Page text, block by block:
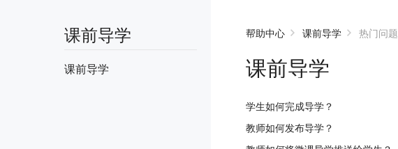
课前导学
课前导学
帮助中心 课前导学 热门问题
课前导学
学生如何完成导学？
教师如何发布导学？